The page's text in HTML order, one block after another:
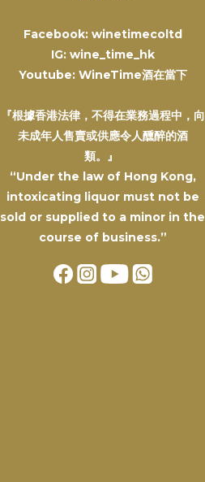
Facebook: winetimecoltd
IG: wine_time_hk
Youtube: WineTime酒在當下
『根據香港法律，不得在業務過程中，向
未成年人售賣或供應令人醺醉的酒
類。』
“Under the law of Hong Kong,
intoxicating liquor must not be
sold or supplied to a minor in the
course of business.”